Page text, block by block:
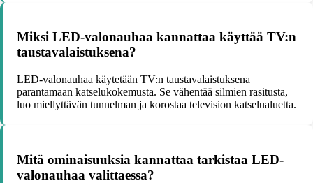
Miksi LED-valonauhaa kannattaa käyttää TV:n
taustavalaistuksena?
LED-valonauhaa käytetään TV:n taustavalaistuksena
parantamaan katselukokemusta. Se vähentää silmien rasitusta,
luo miellyttävän tunnelman ja korostaa television katselualuetta.
Mitä ominaisuuksia kannattaa tarkistaa LED-
valonauhaa valittaessa?